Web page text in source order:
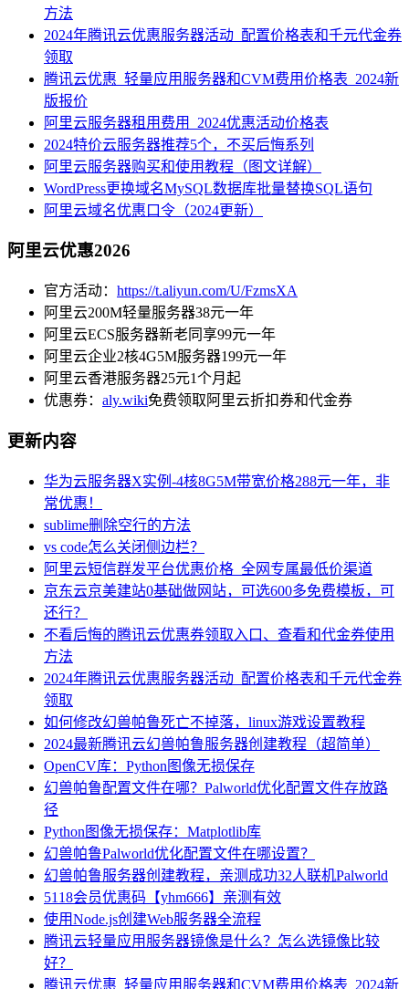
方法
2024年腾讯云优惠服务器活动_配置价格表和千元代金券
领取
腾讯云优惠_轻量应用服务器和CVM费用价格表_2024新
版报价
阿里云服务器租用费用_2024优惠活动价格表
2024特价云服务器推荐5个，不买后悔系列
阿里云服务器购买和使用教程（图文详解）
WordPress更换域名MySQL数据库批量替换SQL语句
阿里云域名优惠口令（2024更新）
阿里云优惠2026
官方活动： https://t.aliyun.com/U/FzmsXA
阿里云200M轻量服务器38元一年
阿里云ECS服务器新老同享99元一年
阿里云企业2核4G5M服务器199元一年
阿里云香港服务器25元1个月起
优惠券： aly.wiki免费领取阿里云折扣券和代金券
更新内容
华为云服务器X实例-4核8G5M带宽价格288元一年，非
常优惠！
sublime删除空行的方法
vs code怎么关闭侧边栏？
阿里云短信群发平台优惠价格_全网专属最低价渠道
京东云京美建站0基础做网站，可选600多免费模板，可
还行？
不看后悔的腾讯云优惠券领取入口、查看和代金券使用
方法
2024年腾讯云优惠服务器活动_配置价格表和千元代金券
领取
如何修改幻兽帕鲁死亡不掉落，linux游戏设置教程
2024最新腾讯云幻兽帕鲁服务器创建教程（超简单）
OpenCV库：Python图像无损保存
幻兽帕鲁配置文件在哪？Palworld优化配置文件存放路
径
Python图像无损保存：Matplotlib库
幻兽帕鲁Palworld优化配置文件在哪设置？
幻兽帕鲁服务器创建教程，亲测成功32人联机Palworld
5118会员优惠码【yhm666】亲测有效
使用Node.js创建Web服务器全流程
腾讯云轻量应用服务器镜像是什么？怎么选镜像比较
好？
腾讯云优惠_轻量应用服务器和CVM费用价格表_2024新